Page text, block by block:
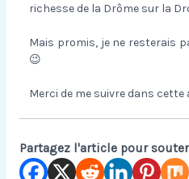
richesse de la Drôme sur la
Mais promis, je ne resterais
😉
Merci de me suivre dans cette
Partagez l'article pour